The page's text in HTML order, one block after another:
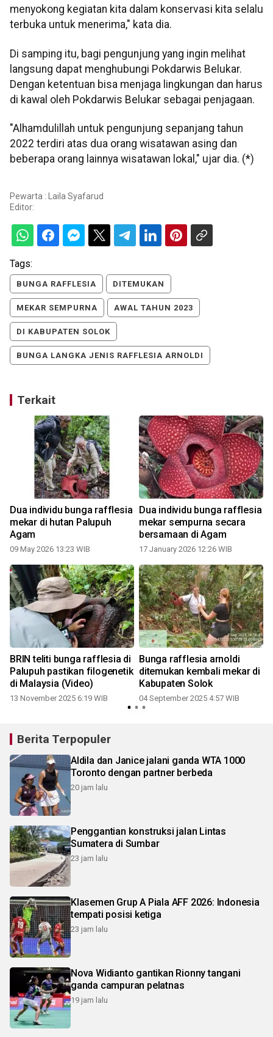
menyokong kegiatan kita dalam konservasi kita selalu
terbuka untuk menerima," kata dia.
Di samping itu, bagi pengunjung yang ingin melihat
langsung dapat menghubungi Pokdarwis Belukar.
Dengan ketentuan bisa menjaga lingkungan dan harus
di kawal oleh Pokdarwis Belukar sebagai penjagaan.
"Alhamdulillah untuk pengunjung sepanjang tahun
2022 terdiri atas dua orang wisatawan asing dan
beberapa orang lainnya wisatawan lokal," ujar dia. (*)
Pewarta : Laila Syafarud
Editor:
Tags:
BUNGA RAFFLESIA DITEMUKAN
MEKAR SEMPURNA AWAL TAHUN 2023
DI KABUPATEN SOLOK
BUNGA LANGKA JENIS RAFFLESIA ARNOLDI
Terkait
Dua individu bunga rafflesia
mekar di hutan Palupuh
Agam
09 May 2026 13:23 WIB
Dua individu bunga rafflesia
mekar sempurna secara
bersamaan di Agam
17 January 2026 12:26 WIB
BRIN teliti bunga rafflesia di
Palupuh pastikan filogenetik
di Malaysia (Video)
13 November 2025 6:19 WIB
Bunga rafflesia arnoldi
ditemukan kembali mekar di
Kabupaten Solok
04 September 2025 4:57 WIB
Berita Terpopuler
Aldila dan Janice jalani ganda WTA 1000
Toronto dengan partner berbeda
20 jam lalu
Penggantian konstruksi jalan Lintas
Sumatera di Sumbar
23 jam lalu
Klasemen Grup A Piala AFF 2026: Indonesia
tempati posisi ketiga
23 jam lalu
Nova Widianto gantikan Rionny tangani
ganda campuran pelatnas
19 jam lalu